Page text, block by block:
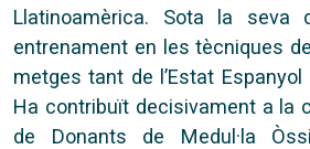
Llatinoamèrica. Sota la seva
entrenament en les tècniques
metges tant de l’Estat Espanyol
Ha contribuït decisivament a la
de Donants de Medul·la